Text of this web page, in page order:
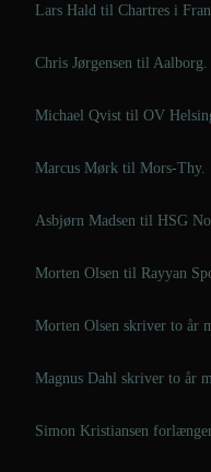
Lars Hald til Chartres i
Chris Jørgensen til Aalborg.
Michael Qvist til OV
Marcus Mørk til Mors-Thy.
Asbjørn Madsen til HSG
Morten Olsen til Rayyan
Morten Olsen skriver to år
Magnus Dahl skriver to år
Simon Kristiansen